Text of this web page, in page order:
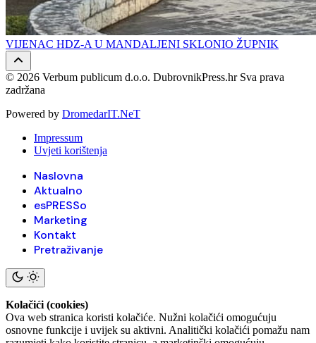
VIJENAC HDZ-A U MANDALJENI SKLONIO ŽUPNIK
© 2026 Verbum publicum d.o.o. DubrovnikPress.hr Sva prava
zadržana
Powered by DromedarIT.NeT
Impressum
Uvjeti korištenja
Naslovna
Aktualno
esPRESSo
Marketing
Kontakt
Pretraživanje
Kolačići (cookies)
Ova web stranica koristi kolačiće. Nužni kolačići omogućuju
osnovne funkcije i uvijek su aktivni. Analitički kolačići pomažu nam